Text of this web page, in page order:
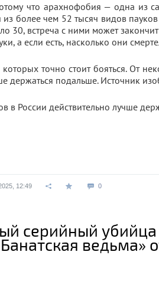
что арахнофобия — одна из
более чем 52 тысяч видов
30, встреча с ними может
а если есть, насколько они
в России действительно лучше
12:49 0
серийный
ведьма»